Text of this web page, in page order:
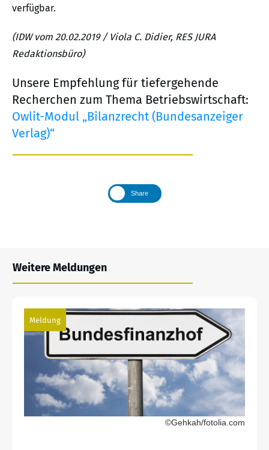
verfügbar.
(IDW vom 20.02.2019 / Viola C. Didier, RES JURA
Redaktionsbüro)
Unsere Empfehlung für tiefergehende
Recherchen zum Thema Betriebswirtschaft:
Owlit-Modul „Bilanzrecht (Bundesanzeiger
Verlag)“
Share
Weitere Meldungen
Meldung
©Gehkah/fotolia.com